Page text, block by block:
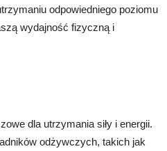
odpowiedniego poziomu
wydajność fizyczną i
dla utrzymania siły i energii.
odżywczych, takich jak